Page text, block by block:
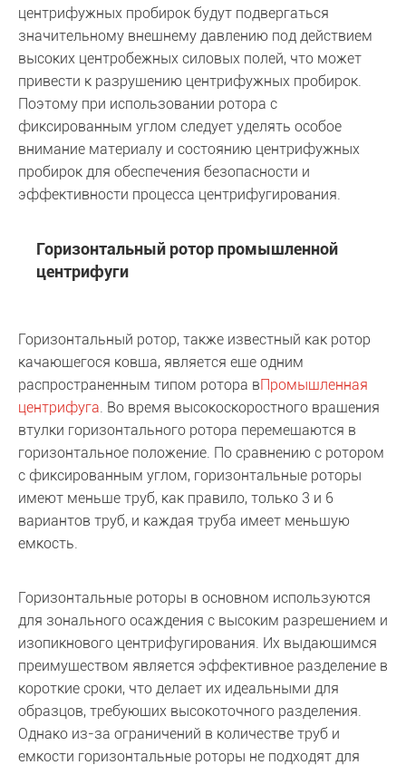
центрифужных пробирок будут подвергаться
значительному внешнему давлению под действием
высоких центробежных силовых полей, что может
привести к разрушению центрифужных пробирок.
Поэтому при использовании ротора с
фиксированным углом следует уделять особое
внимание материалу и состоянию центрифужных
пробирок для обеспечения безопасности и
эффективности процесса центрифугирования.
Горизонтальный ротор промышленной
центрифуги
Горизонтальный ротор, также известный как ротор
качающегося ковша, является еще одним
распространенным типом ротора вПромышленная
центрифуга. Во время высокоскоростного вращения
втулки горизонтального ротора перемещаются в
горизонтальное положение. По сравнению с ротором
с фиксированным углом, горизонтальные роторы
имеют меньше труб, как правило, только 3 и 6
вариантов труб, и каждая труба имеет меньшую
емкость.
Горизонтальные роторы в основном используются
для зонального осаждения с высоким разрешением и
изопикнового центрифугирования. Их выдающимся
преимуществом является эффективное разделение в
короткие сроки, что делает их идеальными для
образцов, требующих высокоточного разделения.
Однако из-за ограничений в количестве труб и
емкости горизонтальные роторы не подходят для